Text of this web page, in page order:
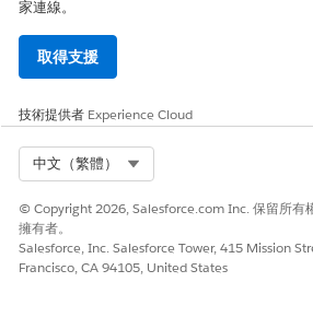
銷售訂單
銷售訂單產品
度量單位
車輛定義
工作指示
工作指示項目
工作指示條列項目
家連線。
取得支援
技術提供者 Experience Cloud
中文（繁體）
© Copyright 2026, Salesforce.com Inc. 保留所有
擁有者。
Salesforce, Inc. Salesforce Tower, 415 Mission
Francisco, CA 94105, United States